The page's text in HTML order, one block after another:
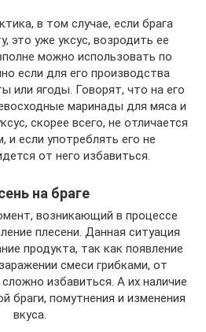
в том случае, если брага
это уже уксус, возродить ее
можно использовать по
если для его производства
или ягоды. Говорят, что на его
маринады для мяса и
скорее всего, не отличается
и если употреблять его не
от него избавиться.
на браге
возникающий в процессе
плесени. Данная ситуация
продукта, так как появление
смеси грибками, от
избавиться. А их наличие
браги, помутнения и изменения
вкуса.